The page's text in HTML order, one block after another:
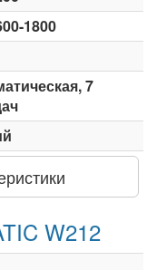
1800
7
W212